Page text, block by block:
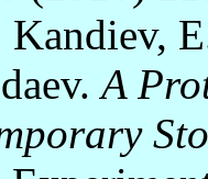
Kandiev,
A